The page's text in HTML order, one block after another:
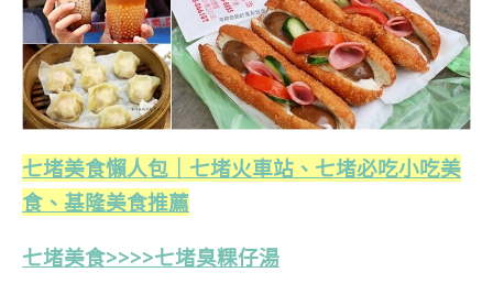
七堵美食懶人包｜七堵火車站、七堵必吃小吃美
食、基隆美食推薦
七堵美食>>>>七堵臭粿仔湯